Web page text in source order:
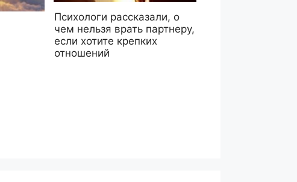
Психологи рассказали, о
чем нельзя врать партнеру,
если хотите крепких
отношений